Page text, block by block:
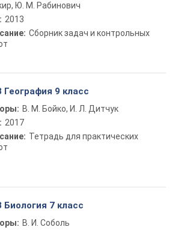
Ю. М. Рабинович
2013
Сборник задач и контрольных
География 9 класс
В. М. Бойко, И. Л. Дитчук
2017
Тетрадь для практических
Биология 7 класс
В. И. Соболь